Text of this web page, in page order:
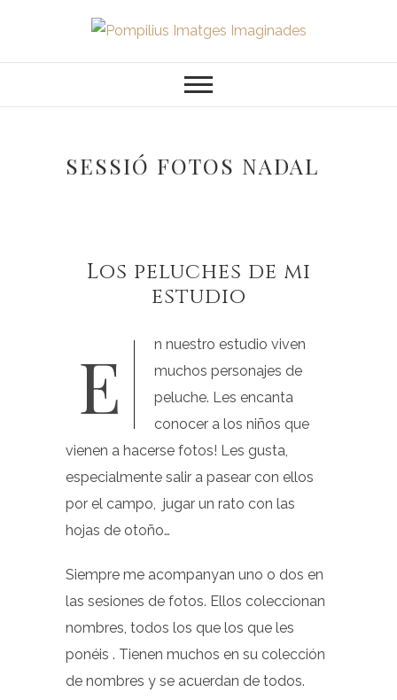
contenido
Pompilius
Imatges
Imaginades
SESSIÓ FOTOS NADAL
Los peluches de mi
estudio
En nuestro estudio viven
muchos personajes de
peluche. Les encanta
conocer a los niños que
vienen a hacerse fotos! Les gusta,
especialmente salir a pasear con ellos
por el campo, jugar un rato con las
hojas de otoño…
Siempre me acompanyan uno o dos en
las sesiones de fotos. Ellos coleccionan
nombres, todos los que los que les
ponéis . Tienen muchos en su colección
de nombres y se acuerdan de todos.